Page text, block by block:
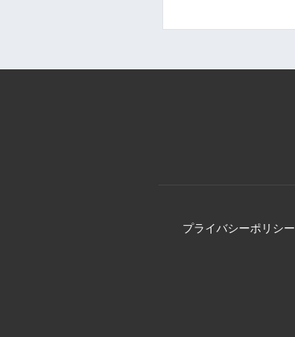
プライバシーポリシー